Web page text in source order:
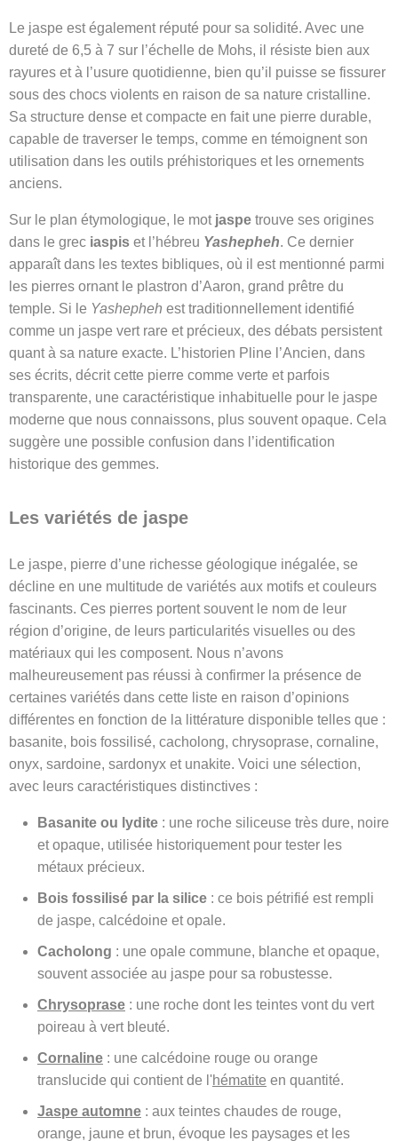
Le jaspe est également réputé pour sa solidité. Avec une
dureté de 6,5 à 7 sur l’échelle de Mohs, il résiste bien aux
rayures et à l’usure quotidienne, bien qu’il puisse se fissurer
sous des chocs violents en raison de sa nature cristalline.
Sa structure dense et compacte en fait une pierre durable,
capable de traverser le temps, comme en témoignent son
utilisation dans les outils préhistoriques et les ornements
anciens.
Sur le plan étymologique, le mot jaspe trouve ses origines
dans le grec iaspis et l’hébreu Yashepheh. Ce dernier
apparaît dans les textes bibliques, où il est mentionné parmi
les pierres ornant le plastron d’Aaron, grand prêtre du
temple. Si le Yashepheh est traditionnellement identifié
comme un jaspe vert rare et précieux, des débats persistent
quant à sa nature exacte. L’historien Pline l’Ancien, dans
ses écrits, décrit cette pierre comme verte et parfois
transparente, une caractéristique inhabituelle pour le jaspe
moderne que nous connaissons, plus souvent opaque. Cela
suggère une possible confusion dans l’identification
historique des gemmes.
Les variétés de jaspe
Le jaspe, pierre d’une richesse géologique inégalée, se
décline en une multitude de variétés aux motifs et couleurs
fascinants. Ces pierres portent souvent le nom de leur
région d’origine, de leurs particularités visuelles ou des
matériaux qui les composent. Nous n’avons
malheureusement pas réussi à confirmer la présence de
certaines variétés dans cette liste en raison d’opinions
différentes en fonction de la littérature disponible telles que :
basanite, bois fossilisé, cacholong, chrysoprase, cornaline,
onyx, sardoine, sardonyx et unakite. Voici une sélection,
avec leurs caractéristiques distinctives :
Basanite ou lydite : une roche siliceuse très dure, noire
et opaque, utilisée historiquement pour tester les
métaux précieux.
Bois fossilisé par la silice : ce bois pétrifié est rempli
de jaspe, calcédoine et opale.
Cacholong : une opale commune, blanche et opaque,
souvent associée au jaspe pour sa robustesse.
Chrysoprase : une roche dont les teintes vont du vert
poireau à vert bleuté.
Cornaline : une calcédoine rouge ou orange
translucide qui contient de l'hématite en quantité.
Jaspe automne : aux teintes chaudes de rouge,
orange, jaune et brun, évoque les paysages et les